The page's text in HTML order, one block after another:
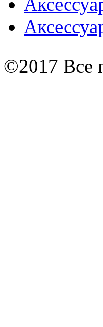
©2017 Все